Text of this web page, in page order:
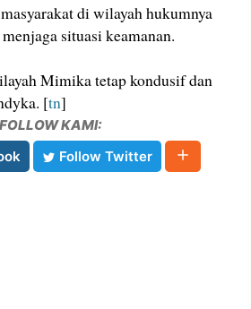
di wilayah hukumnya
situasi keamanan.
Mimika tetap kondusif dan
[tn]
FOLLOW KAMI:
Follow Twitter